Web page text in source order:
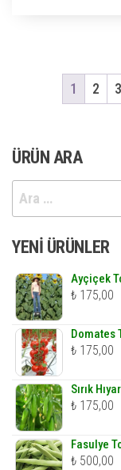
1 2 3
ÜRÜN ARA
Arama:
YENI ÜRÜNLER
Ayçiçek
₺ 175,00
Domates
₺ 175,00
Sırık
₺ 175,00
Fasulye
₺ 500,00